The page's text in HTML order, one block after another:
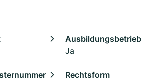
Ausbildungsbetrieb
Ja
Rechtsform